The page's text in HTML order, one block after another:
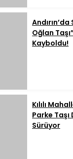
Oğlan
Kayboldu!
Kılılı
Parke Taşı
Sürüyor